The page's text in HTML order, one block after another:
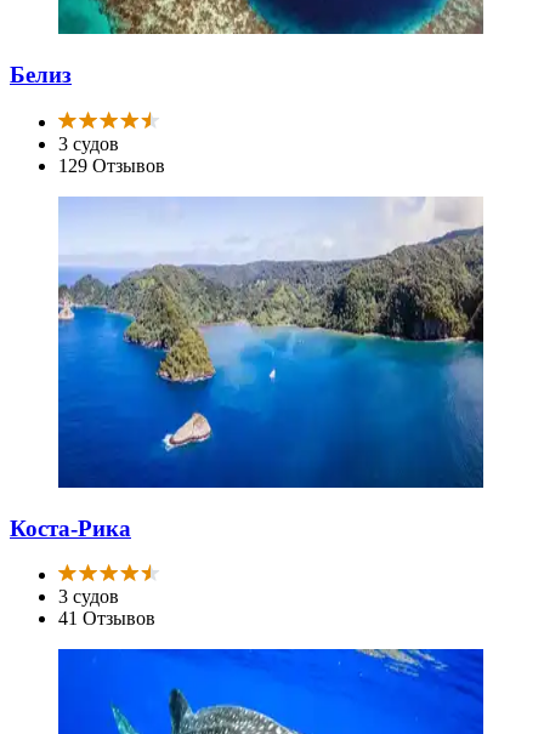
Белиз
3 судов
129 Отзывов
Коста-Рика
3 судов
41 Отзывов